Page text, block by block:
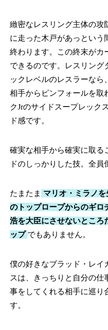
緻密なレスリング主体の攻
に走った木戸があっという
終わります。この終末がカ
できるのです。レスリング
ックレベルのレスラーなら
相手からピンフォールを取
クJrのサイドスープレック
ド感です。
確実な相手から確実に取る
ドのしっかりした技。全員
たまたま マリオ・ミラノ
のトップロープからのギロ
浩を大臣にさせないところ
ップ でもありません。
僕の好きなブラッド・レイ
スは、きっちりと自分の
事をしてくれる相手に巡り
す。